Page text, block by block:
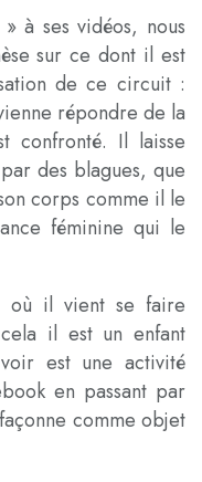
à ses vidéos, nous
sur ce dont il est
de ce circuit :
répondre de la
confronté. Il laisse
des blagues, que
corps comme il le
féminine qui le
où il vient se faire
il est un enfant
est une activité
en passant par
comme objet